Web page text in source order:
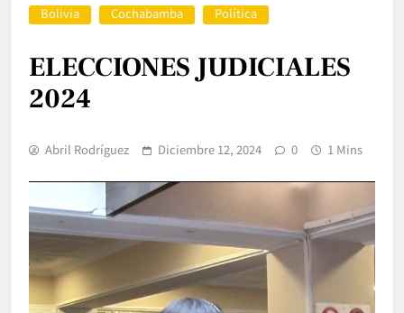
Bolivia Cochabamba Política
ELECCIONES JUDICIALES
2024
Abril Rodríguez Diciembre 12, 2024 0 1 Mins